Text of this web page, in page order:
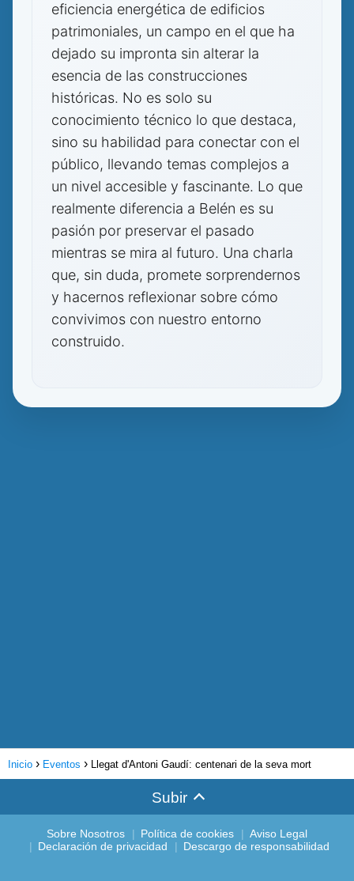
eficiencia energética de edificios
patrimoniales, un campo en el que ha
dejado su impronta sin alterar la
esencia de las construcciones
históricas. No es solo su
conocimiento técnico lo que destaca,
sino su habilidad para conectar con el
público, llevando temas complejos a
un nivel accesible y fascinante. Lo que
realmente diferencia a Belén es su
pasión por preservar el pasado
mientras se mira al futuro. Una charla
que, sin duda, promete sorprendernos
y hacernos reflexionar sobre cómo
convivimos con nuestro entorno
construido.
Inicio Eventos Llegat d'Antoni Gaudí: centenari de la seva mort
Subir
Sobre Nosotros Política de cookies
Aviso Legal
Declaración de privacidad
Descargo de responsabilidad